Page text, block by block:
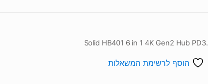
הוסף לרשימת המשאלות